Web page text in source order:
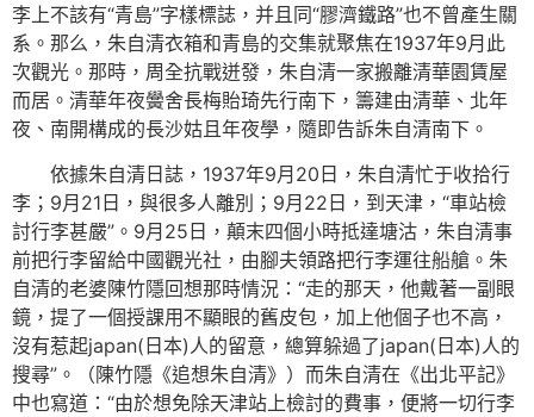
李上不該有“青島”字樣標誌，并且同“膠濟鐵路”也不曾產生關
系。那么，朱自清衣箱和青島的交集就聚焦在1937年9月此
次觀光。那時，周全抗戰迸發，朱自清一家搬離清華園賃屋
而居。清華年夜黌舍長梅貽琦先行南下，籌建由清華、北年
夜、南開構成的長沙姑且年夜學，隨即告訴朱自清南下。
依據朱自清日誌，1937年9月20日，朱自清忙于收拾行
李；9月21日，與很多人離別；9月22日，到天津，“車站檢
討行李甚嚴”。9月25日，顛末四個小時抵達塘沽，朱自清事
前把行李留給中國觀光社，由腳夫領路把行李運往船艙。朱
自清的老婆陳竹隱回想那時情況：“走的那天，他戴著一副眼
鏡，提了一個授課用不顯眼的舊皮包，加上他個子也不高，
沒有惹起japan(日本)人的留意，總算躲過了japan(日本)人的
搜尋”。（陳竹隱《追想朱自清》）而朱自清在《出北平記》
中也寫道：“由於想免除天津站上檢討的費事，便將一切行李